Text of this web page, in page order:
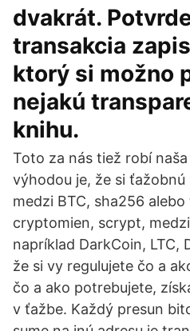
dvakrát.
transakcia
ktorý si možno
nejakú
knihu.
Toto za nás tiež robí
výhodou je, že si
medzi BTC, sha256
cryptomien, scrypt,
napríklad DarkCoin, LTC,
že si vy regulujete čo a
čo a ako potrebujete,
v ťažbe. Každý presun